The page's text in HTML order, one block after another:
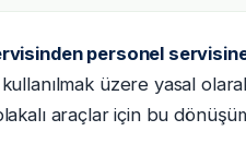
personel
kullanılmak üzere yasal
araçlar için bu